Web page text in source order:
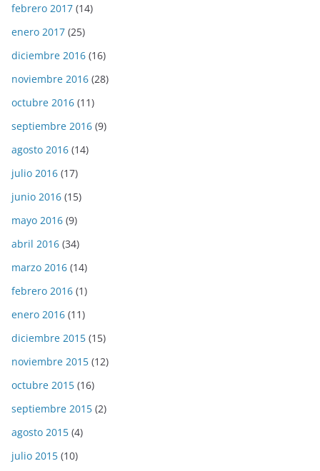
febrero 2017 (14)
enero 2017 (25)
diciembre 2016 (16)
noviembre 2016 (28)
octubre 2016 (11)
septiembre 2016 (9)
agosto 2016 (14)
julio 2016 (17)
junio 2016 (15)
mayo 2016 (9)
abril 2016 (34)
marzo 2016 (14)
febrero 2016 (1)
enero 2016 (11)
diciembre 2015 (15)
noviembre 2015 (12)
octubre 2015 (16)
septiembre 2015 (2)
agosto 2015 (4)
julio 2015 (10)